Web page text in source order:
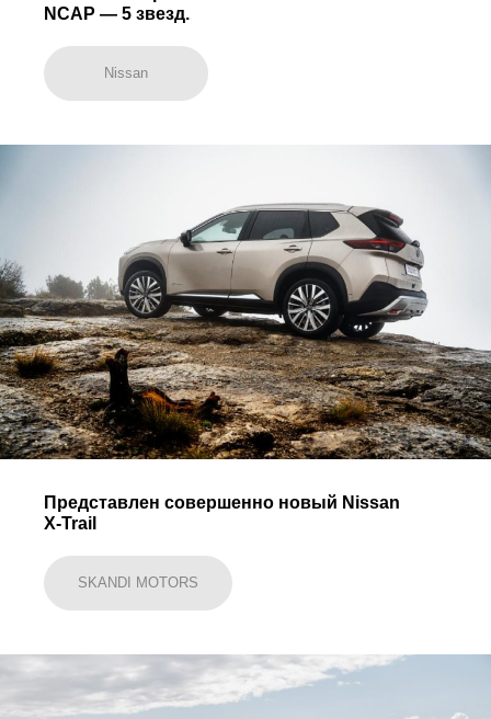
NCAP — 5 звезд.
Nissan
Представлен совершенно новый Nissan
X-Trail
SKANDI MOTORS